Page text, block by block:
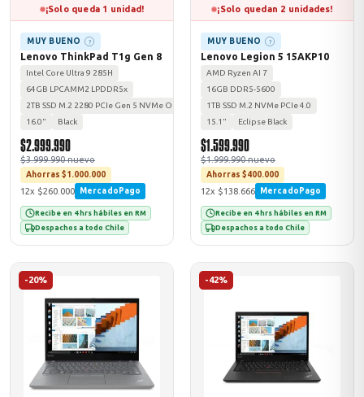
¡Solo queda 1 unidad!
MUY BUENO ?
Lenovo ThinkPad T1g Gen 8
Intel Core Ultra 9 285H
64GB LPCAMM2 LPDDR5x
2TB SSD M.2 2280 PCIe Gen 5 NVMe Opal 2.0
16.0"
Black
$2.999.990
$3.999.990 nuevo
Ahorras $1.000.000
12x $260.000 MercadoPago
Recibe en 4 hrs hábiles en RM
Despachos a todo Chile
¡Solo quedan 2 unidades!
MUY BUENO ?
Lenovo Legion 5 15AKP10
AMD Ryzen AI 7
16GB DDR5-5600
1TB SSD M.2 NVMe PCIe 4.0
15.1"
Eclipse Black
$1.599.990
$1.999.990 nuevo
Ahorras $400.000
12x $138.666 MercadoPago
Recibe en 4 hrs hábiles en RM
Despachos a todo Chile
-20% -42%